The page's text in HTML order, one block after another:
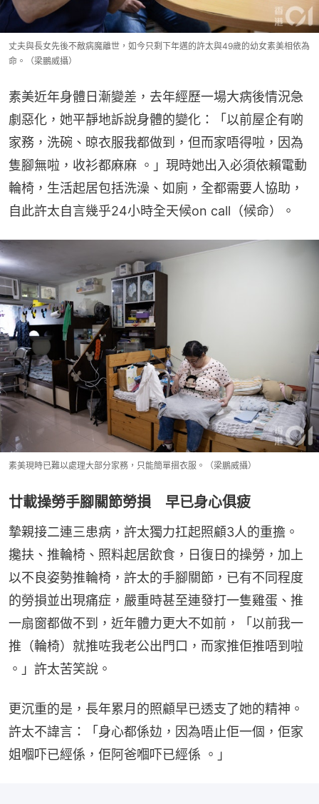
丈夫與長女先後不敵病魔離世，如今只剩下年邁的許太與49歲的幼女素美相依為
命。（梁鵬威攝）
素美近年身體日漸變差，去年經歷一場大病後情況急
劇惡化，她平靜地訴說身體的變化：「以前屋企有啲
家務，洗碗、晾衣服我都做到，但而家唔得啦，因為
隻腳無啦，收衫都麻麻 。」現時她出入必須依賴電動
輪椅，生活起居包括洗澡、如廁，全都需要人協助，
自此許太自言幾乎24小時全天候on call（候命）。
素美現時已難以處理大部分家務，只能簡單摺衣服。（梁鵬威攝）
廿載操勞手腳關節勞損 早已身心俱疲
摯親接二連三患病，許太獨力扛起照顧3人的重擔。
攙扶、推輪椅、照料起居飲食，日復日的操勞，加上
以不良姿勢推輪椅，許太的手腳關節，已有不同程度
的勞損並出現痛症，嚴重時甚至連發打一隻雞蛋、推
一扇窗都做不到，近年體力更大不如前，「以前我一
推（輪椅）就推咗我老公出門口，而家推佢推唔到啦
。」許太苦笑說。
更沉重的是，長年累月的照顧早已透支了她的精神。
許太不諱言：「身心都係攰，因為唔止佢一個，佢家
姐嗰吓已經係，佢阿爸嗰吓已經係 。」